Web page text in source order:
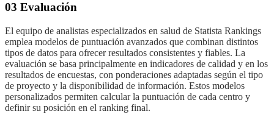
03 Evaluación
El equipo de analistas especializados en salud de Statista Rankings
emplea modelos de puntuación avanzados que combinan distintos
tipos de datos para ofrecer resultados consistentes y fiables. La
evaluación se basa principalmente en indicadores de calidad y en los
resultados de encuestas, con ponderaciones adaptadas según el tipo
de proyecto y la disponibilidad de información. Estos modelos
personalizados permiten calcular la puntuación de cada centro y
definir su posición en el ranking final.